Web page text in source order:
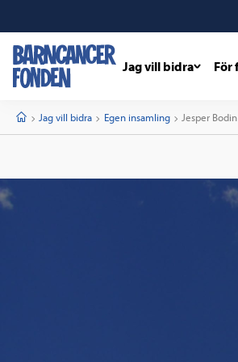
Jag vill bidra För
StartJag vill bidra Egen insamling Current:
Jesper